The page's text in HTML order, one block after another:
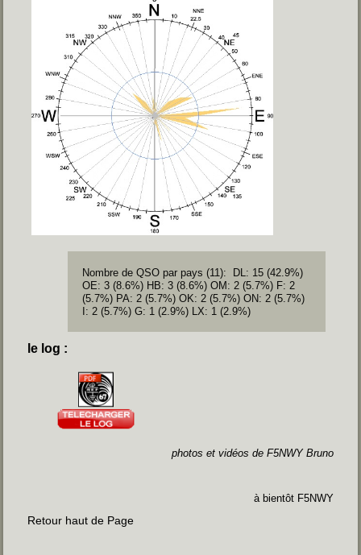
Nombre de QSO par pays (11): DL: 15 (42.9%)
OE: 3 (8.6%) HB: 3 (8.6%) OM: 2 (5.7%) F: 2
(5.7%) PA: 2 (5.7%) OK: 2 (5.7%) ON: 2 (5.7%)
I: 2 (5.7%) G: 1 (2.9%) LX: 1 (2.9%)
le log :
photos et vidéos de F5NWY Bruno
à bientôt F5NWY
Retour haut de Page